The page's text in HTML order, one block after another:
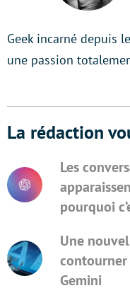
Geek incarné depuis
une passion
La rédaction
Les
pourquoi
Une
contourner
Gemini